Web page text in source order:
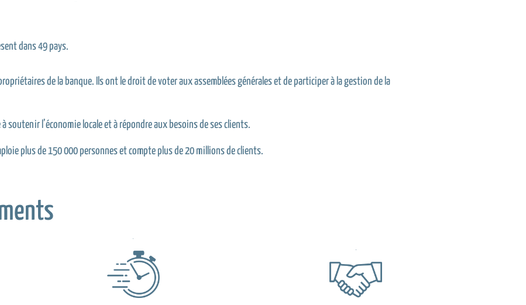
dans 49 pays.
de la banque. Ils ont le droit de voter aux assemblées générales et de participer à la gestion de la
soutenir l’économie locale et à répondre aux besoins de ses clients.
plus de 150 000 personnes et compte plus de 20 millions de clients.